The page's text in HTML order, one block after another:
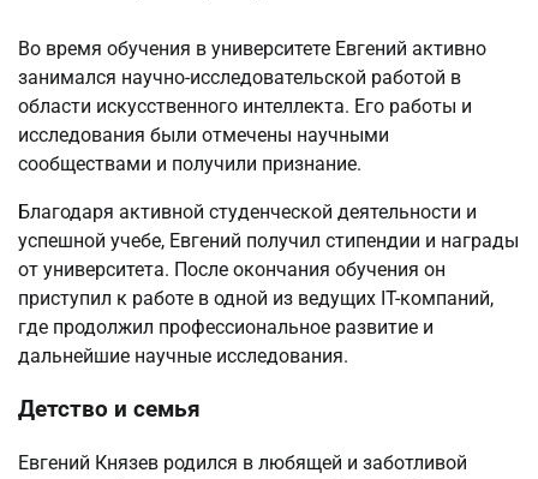
Во время обучения в университете Евгений активно
занимался научно-исследовательской работой в
области искусственного интеллекта. Его работы и
исследования были отмечены научными
сообществами и получили признание.
Благодаря активной студенческой деятельности и
успешной учебе, Евгений получил стипендии и награды
от университета. После окончания обучения он
приступил к работе в одной из ведущих IT-компаний,
где продолжил профессиональное развитие и
дальнейшие научные исследования.
Детство и семья
Евгений Князев родился в любящей и заботливой